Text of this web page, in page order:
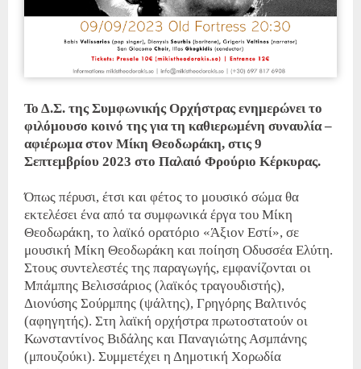
Το Δ.Σ. της Συμφωνικής Ορχήστρας ενημερώνει το
φιλόμουσο κοινό της για τη καθιερωμένη συναυλία –
αφιέρωμα στον Μίκη Θεοδωράκη, στις 9
Σεπτεμβρίου 2023 στο Παλαιό Φρούριο Κέρκυρας.
Όπως πέρυσι, έτσι και φέτος το μουσικό σώμα θα
εκτελέσει ένα από τα συμφωνικά έργα του Μίκη
Θεοδωράκη, το λαϊκό ορατόριο «Άξιον Εστί», σε
μουσική Μίκη Θεοδωράκη και ποίηση Οδυσσέα Ελύτη.
Στους συντελεστές της παραγωγής, εμφανίζονται οι
Μπάμπης Βελισσάριος (λαϊκός τραγουδιστής),
Διονύσης Σούρμπης (ψάλτης), Γρηγόρης Βαλτινός
(αφηγητής). Στη λαϊκή ορχήστρα πρωτοστατούν οι
Κωνσταντίνος Βιδάλης και Παναγιώτης Ασμπάνης
(μπουζούκι). Συμμετέχει η Δημοτική Χορωδία